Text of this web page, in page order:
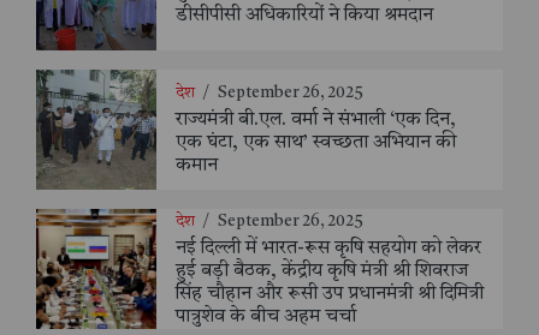
डीसीपीसी अधिकारियों ने किया श्रमदान
देश / September 26, 2025
राज्यमंत्री बी.एल. वर्मा ने संभाली ‘एक दिन,
एक घंटा, एक साथ’ स्वच्छता अभियान की
कमान
देश / September 26, 2025
नई दिल्ली में भारत-रूस कृषि सहयोग को लेकर
हुई बड़ी बैठक, केंद्रीय कृषि मंत्री श्री शिवराज
सिंह चौहान और रूसी उप प्रधानमंत्री श्री दिमित्री
पात्रुशेव के बीच अहम चर्चा